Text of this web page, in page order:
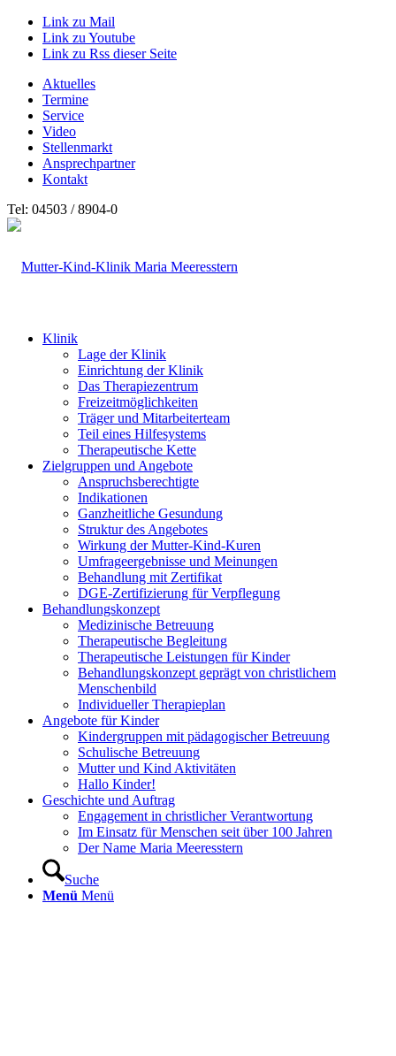
Link zu Mail
Link zu Youtube
Link zu Rss dieser Seite
Aktuelles
Termine
Service
Video
Stellenmarkt
Ansprechpartner
Kontakt
Tel: 04503 / 8904-0
Klinik
Lage der Klinik
Einrichtung der Klinik
Das Therapiezentrum
Freizeitmöglichkeiten
Träger und Mitarbeiterteam
Teil eines Hilfesystems
Therapeutische Kette
Zielgruppen und Angebote
Anspruchsberechtigte
Indikationen
Ganzheitliche Gesundung
Struktur des Angebotes
Wirkung der Mutter-Kind-Kuren
Umfrageergebnisse und Meinungen
Behandlung mit Zertifikat
DGE-Zertifizierung für Verpflegung
Behandlungskonzept
Medizinische Betreuung
Therapeutische Begleitung
Therapeutische Leistungen für Kinder
Behandlungskonzept geprägt von christlichem
Menschenbild
Individueller Therapieplan
Angebote für Kinder
Kindergruppen mit pädagogischer Betreuung
Schulische Betreuung
Mutter und Kind Aktivitäten
Hallo Kinder!
Geschichte und Auftrag
Engagement in christlicher Verantwortung
Im Einsatz für Menschen seit über 100 Jahren
Der Name Maria Meeresstern
Suche
Menü Menü